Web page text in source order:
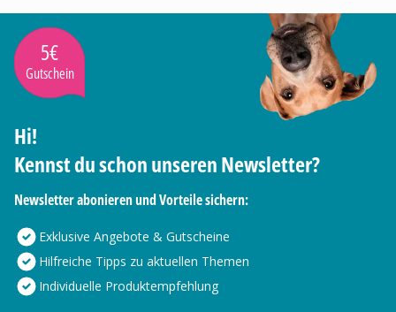
5€
Gutschein
Hi!
Kennst du schon unseren Newsletter?
Newsletter abonieren und Vorteile sichern:
Exklusive Angebote & Gutscheine
Hilfreiche Tipps zu aktuellen Themen
Individuelle Produktempfehlung